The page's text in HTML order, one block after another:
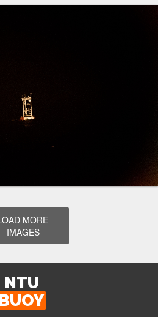
MORE
IMAGES
NTU
BUOY